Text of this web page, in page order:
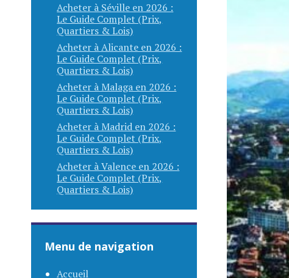
Acheter à Séville en 2026 :
Le Guide Complet (Prix,
Quartiers & Lois)
Acheter à Alicante en 2026 :
Le Guide Complet (Prix,
Quartiers & Lois)
Acheter à Malaga en 2026 :
Le Guide Complet (Prix,
Quartiers & Lois)
Acheter à Madrid en 2026 :
Le Guide Complet (Prix,
Quartiers & Lois)
Acheter à Valence en 2026 :
Le Guide Complet (Prix,
Quartiers & Lois)
Menu de navigation
Accueil